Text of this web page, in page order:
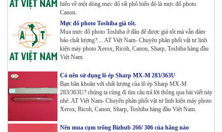
Máy in Laser Đơn năng G&G P2022W_in Wifi
Tham Khảo
Máy in Laser Đơn năng G&G GP4200DW in Đảo mặt ,
Tham Khảo
Máy in Laser Đơn năng G&G GP3300DW in Đảo mặt ,
hiểu về một dòng mực đổ rất phổ biến đó là mực đổ photo
Canon.
Mực đổ photo Toshiba giá tốt.
Mua mực đổ photo Toshiba ở đâu để được giá tốt mà vẫn đảm
bảo chất lượng?.... AT Việt Nam- Chuyên phân phối vật tư linh
kiện máy photo Xerox, Ricoh, Canon, Sharp, Toshiba hàng đầu
Việt Nam.
Có nên sử dụng lô ép Sharp MX-M 283/363U
Bạn băn khoăn với chất lượng của lô ép Sharp MX-M
283/363U? chúng ta cùng đi tìm câu trả lời thông qua bài viết này
nhé. AT Việt Nam- Chuyên phân phối vật tư linh kiện máy photo
Xerox, Ricoh, Canon, Sharp, Toshiba hàng đầu Việt Nam.
Nên mua cụm trống Bizhub 266/ 306 của hãng nào